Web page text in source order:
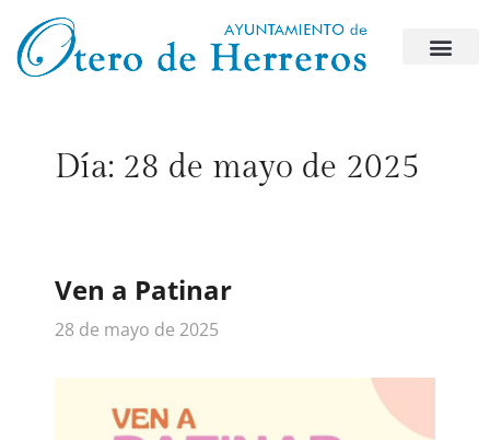
Día: 28 de mayo de 2025
Ven a Patinar
28 de mayo de 2025